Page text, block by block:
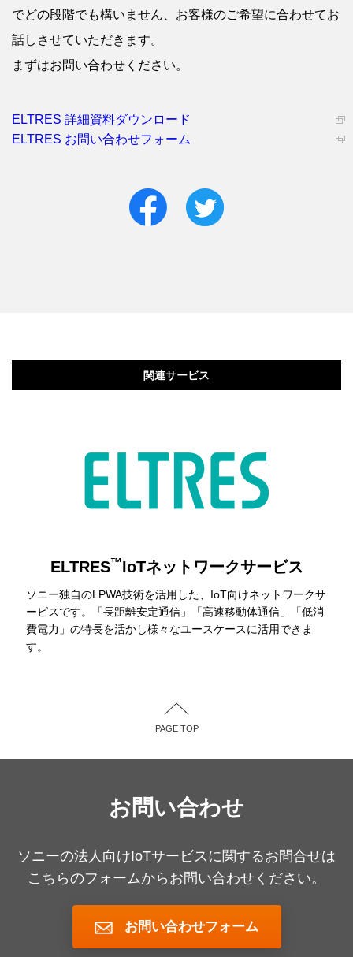
でどの段階でも構いません、お客様のご希望に合わせてお
話しさせていただきます。
まずはお問い合わせください。
ELTRES 詳細資料ダウンロード
ELTRES お問い合わせフォーム
関連サービス
ELTRES™IoTネットワークサービス
ソニー独自のLPWA技術を活用した、IoT向けネットワークサ
ービスです。「長距離安定通信」「高速移動体通信」「低消
費電力」の特長を活かし様々なユースケースに活用できま
す。
PAGE TOP
お問い合わせ
ソニーの法人向けIoTサービスに関するお問合せは
こちらのフォームからお問い合わせください。
お問い合わせフォーム